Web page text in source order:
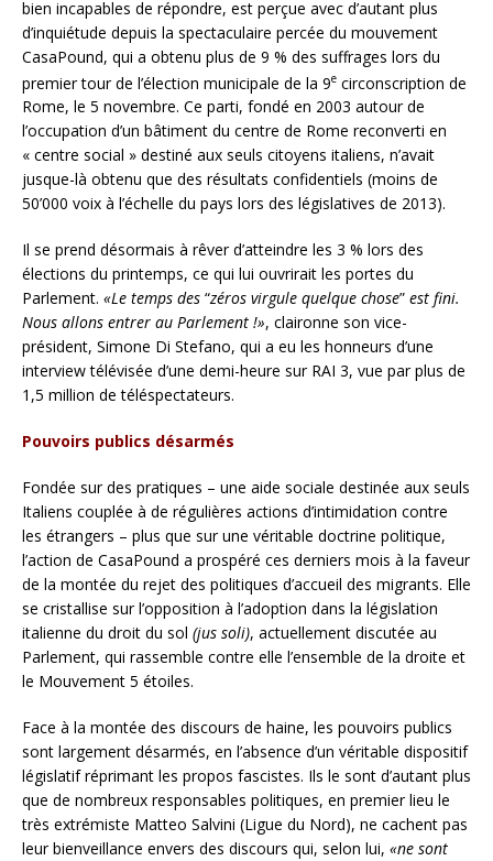
bien incapables de répondre, est perçue avec d’autant plus
d’inquiétude depuis la spectaculaire percée du mouvement
CasaPound, qui a obtenu plus de 9 % des suffrages lors du
premier tour de l’élection municipale de la 9e circonscription de
Rome, le 5 novembre. Ce parti, fondé en 2003 autour de
l’occupation d’un bâtiment du centre de Rome reconverti en
« centre social » destiné aux seuls citoyens italiens, n’avait
jusque-là obtenu que des résultats confidentiels (moins de
50’000 voix à l’échelle du pays lors des législatives de 2013).
Il se prend désormais à rêver d’atteindre les 3 % lors des
élections du printemps, ce qui lui ouvrirait les portes du
Parlement. «Le temps des “zéros virgule quelque chose” est fini.
Nous allons entrer au Parlement !», claironne son vice-
président, Simone Di Stefano, qui a eu les honneurs d’une
interview télévisée d’une demi-heure sur RAI 3, vue par plus de
1,5 million de téléspectateurs.
Pouvoirs publics désarmés
Fondée sur des pratiques – une aide sociale destinée aux seuls
Italiens couplée à de régulières actions d’intimidation contre
les étrangers – plus que sur une véritable doctrine politique,
l’action de CasaPound a prospéré ces derniers mois à la faveur
de la montée du rejet des politiques d’accueil des migrants. Elle
se cristallise sur l’opposition à l’adoption dans la législation
italienne du droit du sol (jus soli), actuellement discutée au
Parlement, qui rassemble contre elle l’ensemble de la droite et
le Mouvement 5 étoiles.
Face à la montée des discours de haine, les pouvoirs publics
sont largement désarmés, en l’absence d’un véritable dispositif
législatif réprimant les propos fascistes. Ils le sont d’autant plus
que de nombreux responsables politiques, en premier lieu le
très extrémiste Matteo Salvini (Ligue du Nord), ne cachent pas
leur bienveillance envers des discours qui, selon lui, «ne sont